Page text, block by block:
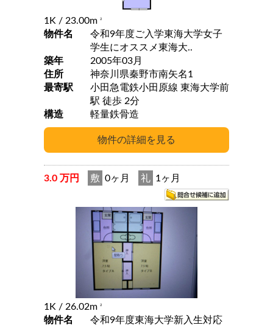
1K / 23.00m 2
物件名
令和9年度ご入学東海大学女子
学生にオススメ東海大..
築年
2005年03月
住所
神奈川県秦野市南矢名1
最寄駅
小田急電鉄小田原線 東海大学前
駅 徒歩 2分
構造
軽量鉄骨造
3.0 万円 敷 0ヶ月 礼 1ヶ月
1K / 26.02m 2
物件名
令和9年度東海大学新入生対応